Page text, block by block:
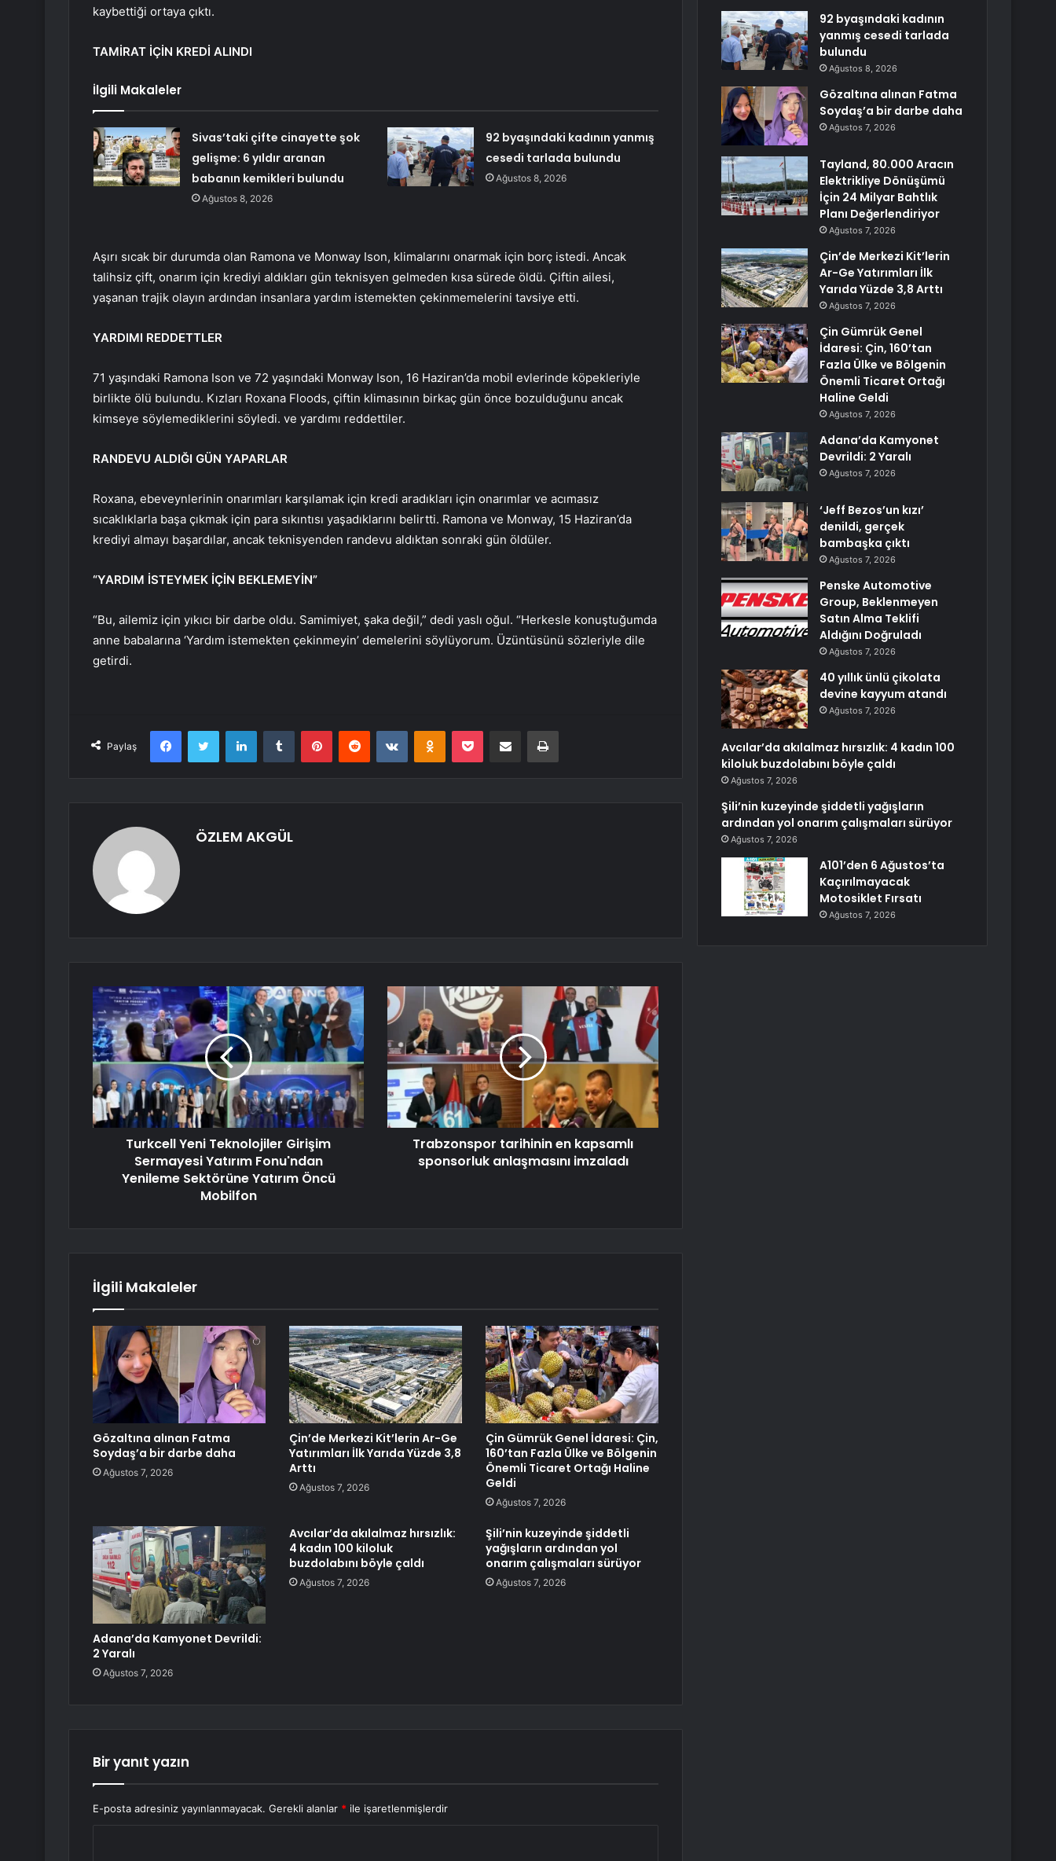
kaybettiği ortaya çıktı.
TAMİRAT İÇİN KREDİ ALINDI
İlgili Makaleler
Sivas’taki çifte cinayette şok
gelişme: 6 yıldır aranan
babanın kemikleri bulundu
Ağustos 8, 2026
92 byaşındaki kadının yanmış
cesedi tarlada bulundu
Ağustos 8, 2026
Aşırı sıcak bir durumda olan Ramona ve Monway Ison, klimalarını onarmak için borç istedi. Ancak
talihsiz çift, onarım için krediyi aldıkları gün teknisyen gelmeden kısa sürede öldü. Çiftin ailesi,
yaşanan trajik olayın ardından insanlara yardım istemekten çekinmemelerini tavsiye etti.
YARDIMI REDDETTLER
71 yaşındaki Ramona Ison ve 72 yaşındaki Monway Ison, 16 Haziran’da mobil evlerinde köpekleriyle
birlikte ölü bulundu. Kızları Roxana Floods, çiftin klimasının birkaç gün önce bozulduğunu ancak
kimseye söylemediklerini söyledi. ve yardımı reddettiler.
RANDEVU ALDIĞI GÜN YAPARLAR
Roxana, ebeveynlerinin onarımları karşılamak için kredi aradıkları için onarımlar ve acımasız
sıcaklıklarla başa çıkmak için para sıkıntısı yaşadıklarını belirtti. Ramona ve Monway, 15 Haziran’da
krediyi almayı başardılar, ancak teknisyenden randevu aldıktan sonraki gün öldüler.
“YARDIM İSTEYMEK İÇİN BEKLEMEYİN”
“Bu, ailemiz için yıkıcı bir darbe oldu. Samimiyet, şaka değil,” dedi yaslı oğul. “Herkesle konuştuğumda
anne babalarına ‘Yardım istemekten çekinmeyin’ demelerini söylüyorum. Üzüntüsünü sözleriyle dile
getirdi.
Paylaş
FacebookTwitter LinkedInTumblr PinterestReddit VKontakteOdnoklassniki
Pocket E-Posta ile paylaş Yazdır
ÖZLEM AKGÜL
Turkcell Yeni Teknolojiler Girişim
Sermayesi Yatırım Fonu'ndan
Yenileme Sektörüne Yatırım Öncü
Mobilfon
Trabzonspor tarihinin en kapsamlı
sponsorluk anlaşmasını imzaladı
İlgili Makaleler
Gözaltına alınan Fatma
Soydaş’a bir darbe daha
Ağustos 7, 2026
Çin’de Merkezi Kit’lerin Ar-Ge
Yatırımları İlk Yarıda Yüzde 3,8
Arttı
Ağustos 7, 2026
Çin Gümrük Genel İdaresi: Çin,
160’tan Fazla Ülke ve Bölgenin
Önemli Ticaret Ortağı Haline
Geldi
Ağustos 7, 2026
Adana’da Kamyonet Devrildi:
2 Yaralı
Ağustos 7, 2026
Avcılar’da akılalmaz hırsızlık:
4 kadın 100 kiloluk
buzdolabını böyle çaldı
Ağustos 7, 2026
Şili’nin kuzeyinde şiddetli
yağışların ardından yol
onarım çalışmaları sürüyor
Ağustos 7, 2026
Bir yanıt yazın
E-posta adresiniz yayınlanmayacak. Gerekli alanlar * ile işaretlenmişlerdir
92 byaşındaki kadının
yanmış cesedi tarlada
bulundu
Ağustos 8, 2026
Gözaltına alınan Fatma
Soydaş’a bir darbe daha
Ağustos 7, 2026
Tayland, 80.000 Aracın
Elektrikliye Dönüşümü
İçin 24 Milyar Bahtlık
Planı Değerlendiriyor
Ağustos 7, 2026
Çin’de Merkezi Kit’lerin
Ar-Ge Yatırımları İlk
Yarıda Yüzde 3,8 Arttı
Ağustos 7, 2026
Çin Gümrük Genel
İdaresi: Çin, 160’tan
Fazla Ülke ve Bölgenin
Önemli Ticaret Ortağı
Haline Geldi
Ağustos 7, 2026
Adana’da Kamyonet
Devrildi: 2 Yaralı
Ağustos 7, 2026
‘Jeff Bezos’un kızı’
denildi, gerçek
bambaşka çıktı
Ağustos 7, 2026
Penske Automotive
Group, Beklenmeyen
Satın Alma Teklifi
Aldığını Doğruladı
Ağustos 7, 2026
40 yıllık ünlü çikolata
devine kayyum atandı
Ağustos 7, 2026
Avcılar’da akılalmaz hırsızlık: 4 kadın 100
kiloluk buzdolabını böyle çaldı
Ağustos 7, 2026
Şili’nin kuzeyinde şiddetli yağışların
ardından yol onarım çalışmaları sürüyor
Ağustos 7, 2026
A101’den 6 Ağustos’ta
Kaçırılmayacak
Motosiklet Fırsatı
Ağustos 7, 2026